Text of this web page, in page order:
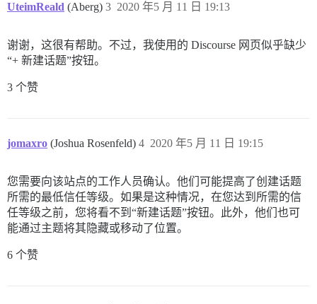
UteimReald (Aberg) 2020 年5 月 11 日 19:13
3
谢谢，这很有帮助。不过，我使用的 Discourse 网页似乎缺少
“+ 新建话题”按钮。
3 个赞
jomaxro (Joshua Rosenfeld) 2020 年5 月 11 日 19:15
4
您需要向该站点的工作人员确认。他们可能提高了创建话题
所需的最低信任等级。如果是这种情况，在您达到所需的信
任等级之前，您将看不到“新建话题”按钮。此外，他们也可
能通过主题将其隐藏或移动了位置。
6 个赞